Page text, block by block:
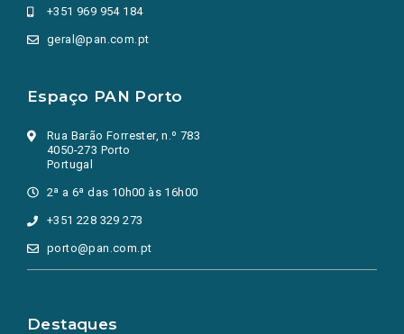
+351 969 954 184
geral@pan.com.pt
Espaço PAN Porto
Rua Barão Forrester, n.º 783
4050-273 Porto
Portugal
2ª a 6ª das 10h00 às 16h00
+351 228 329 273
porto@pan.com.pt
Destaques